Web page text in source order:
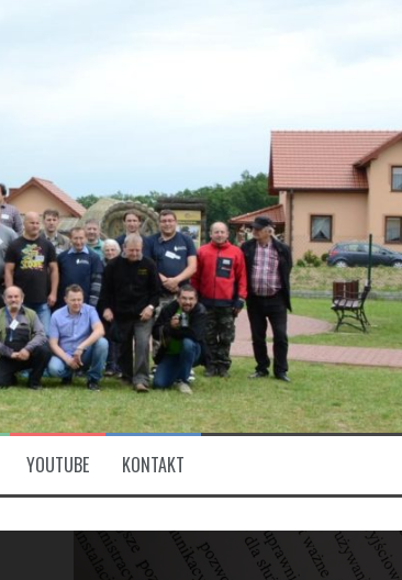
YOUTUBE KONTAKT